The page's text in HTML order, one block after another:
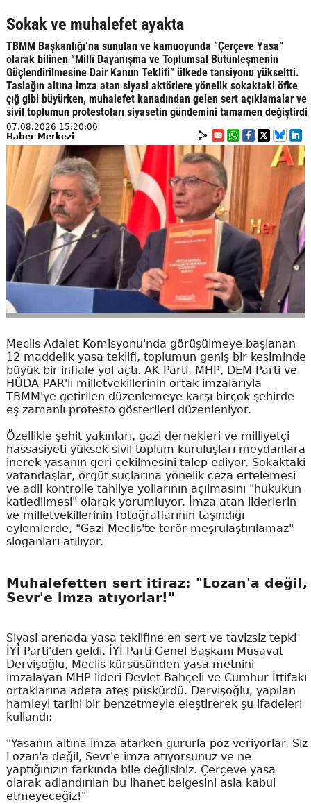
Sokak ve muhalefet ayakta
TBMM Başkanlığı’na sunulan ve kamuoyunda “Çerçeve Yasa”
olarak bilinen “Millî Dayanışma ve Toplumsal Bütünleşmenin
Güçlendirilmesine Dair Kanun Teklifi” ülkede tansiyonu yükseltti.
Taslağın altına imza atan siyasi aktörlere yönelik sokaktaki öfke
çığ gibi büyürken, muhalefet kanadından gelen sert açıklamalar ve
sivil toplumun protestoları siyasetin gündemini tamamen değiştirdi
07.08.2026 15:20:00
Haber Merkezi
Meclis Adalet Komisyonu'nda görüşülmeye başlanan
12 maddelik yasa teklifi, toplumun geniş bir kesiminde
büyük bir infiale yol açtı. AK Parti, MHP, DEM Parti ve
HÜDA-PAR'lı milletvekillerinin ortak imzalarıyla
TBMM'ye getirilen düzenlemeye karşı birçok şehirde
eş zamanlı protesto gösterileri düzenleniyor.
Özellikle şehit yakınları, gazi dernekleri ve milliyetçi
hassasiyeti yüksek sivil toplum kuruluşları meydanlara
inerek yasanın geri çekilmesini talep ediyor. Sokaktaki
vatandaşlar, örgüt suçlarına yönelik ceza ertelemesi
ve adli kontrolle tahliye yollarının açılmasını "hukukun
katledilmesi" olarak yorumluyor. İmza atan liderlerin
ve milletvekillerinin fotoğraflarının taşındığı
eylemlerde, "Gazi Meclis'te terör meşrulaştırılamaz"
sloganları atılıyor.
Muhalefetten sert itiraz: "Lozan'a değil,
Sevr'e imza atıyorlar!"
Siyasi arenada yasa teklifine en sert ve tavizsiz tepki
İYİ Parti'den geldi. İYİ Parti Genel Başkanı Müsavat
Dervişoğlu, Meclis kürsüsünden yasa metnini
imzalayan MHP lideri Devlet Bahçeli ve Cumhur İttifakı
ortaklarına adeta ateş püskürdü. Dervişoğlu, yapılan
hamleyi tarihi bir benzetmeyle eleştirerek şu ifadeleri
kullandı:
"Yasanın altına imza atarken gururla poz veriyorlar. Siz
Lozan'a değil, Sevr'e imza atıyorsunuz ve ne
yaptığınızın farkında bile değilsiniz. Çerçeve yasa
olarak adlandırılan bu ihanet belgesini asla kabul
etmeyeceğiz!"